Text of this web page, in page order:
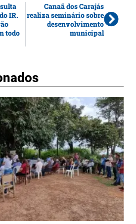
IR.
todo
Canaã dos Carajás
realiza seminário sobre
desenvolvimento
municipal